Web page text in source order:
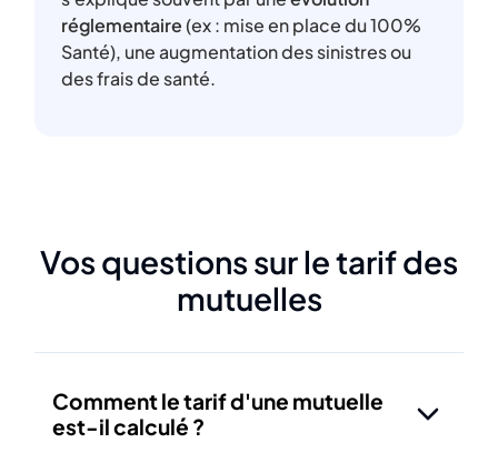
réglementaire(ex : mise en place du 100%
Santé), une augmentation des sinistres ou
des frais de santé.
Vos questions sur le tarif des
mutuelles
Comment le tarif d'une mutuelle
est-il calculé ?